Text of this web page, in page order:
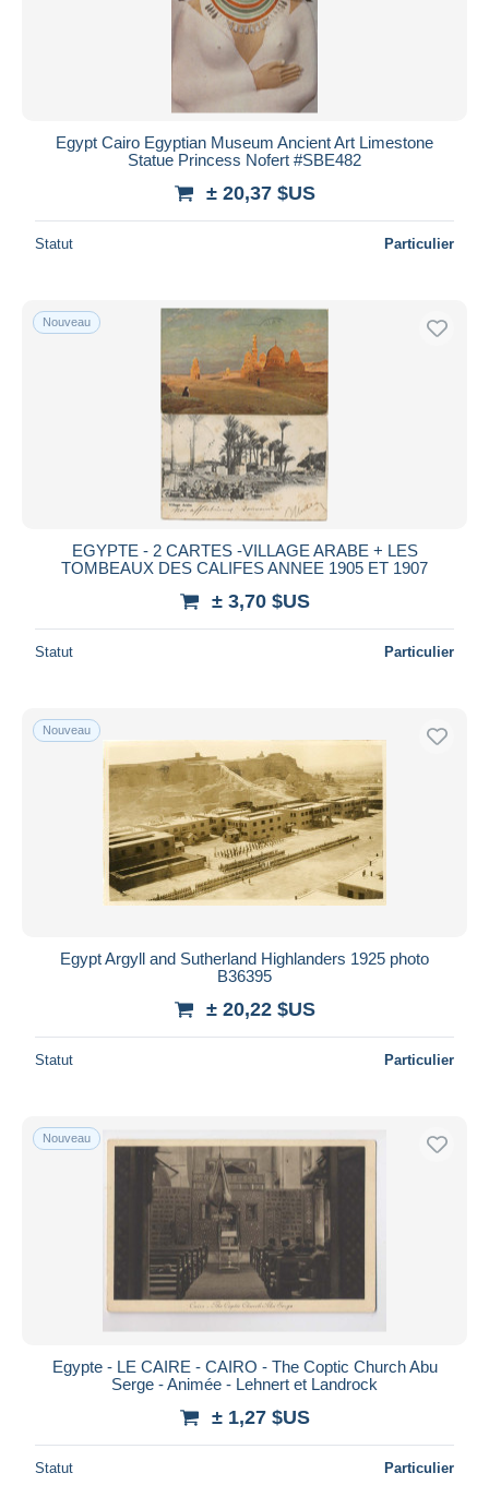
Egypt Cairo Egyptian Museum Ancient Art Limestone
Statue Princess Nofert #SBE482
± 20,37 $US
Statut Particulier
Nouveau
EGYPTE - 2 CARTES -VILLAGE ARABE + LES
TOMBEAUX DES CALIFES ANNEE 1905 ET 1907
± 3,70 $US
Statut Particulier
Nouveau
Egypt Argyll and Sutherland Highlanders 1925 photo
B36395
± 20,22 $US
Statut Particulier
Nouveau
Egypte - LE CAIRE - CAIRO - The Coptic Church Abu
Serge - Animée - Lehnert et Landrock
± 1,27 $US
Statut Particulier